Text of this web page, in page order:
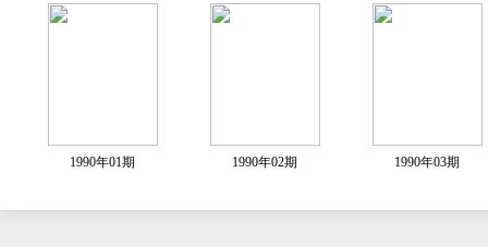
1990年01期 1990年02期 1990年03期